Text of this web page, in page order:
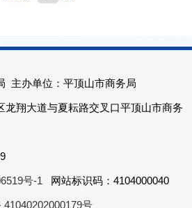
主办单位：平顶山市商务局
龙翔大道与夏耘路交叉口平顶山市商务
号-1 网站标识码：4104000040
号